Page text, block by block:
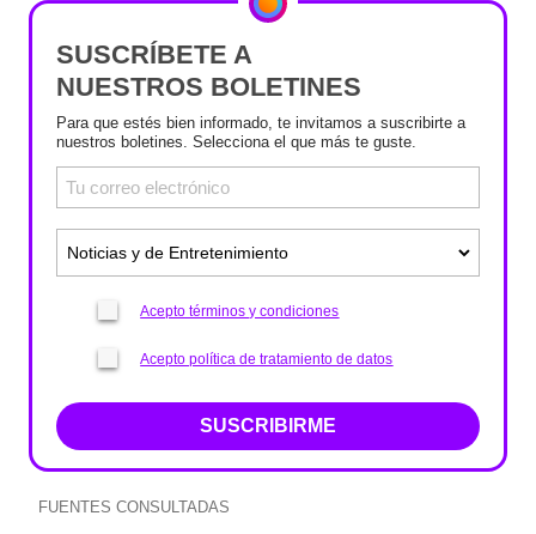
SUSCRÍBETE A
NUESTROS BOLETINES
Para que estés bien informado, te invitamos a suscribirte a
nuestros boletines. Selecciona el que más te guste.
Acepto términos y condiciones
Acepto política de tratamiento de datos
SUSCRIBIRME
FUENTES CONSULTADAS